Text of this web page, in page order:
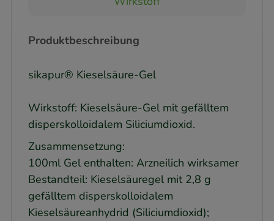
Produktbeschreibung
sikapur® Kieselsäure-Gel
Wirkstoff: Kieselsäure-Gel mit gefälltem
disperskolloidalem Siliciumdioxid.
Zusammensetzung:
100ml Gel enthalten: Arzneilich wirksamer
Bestandteil: Kieselsäuregel mit 2,8 g
gefälltem disperskolloidalem
Kieselsäureanhydrid (Siliciumdioxid);